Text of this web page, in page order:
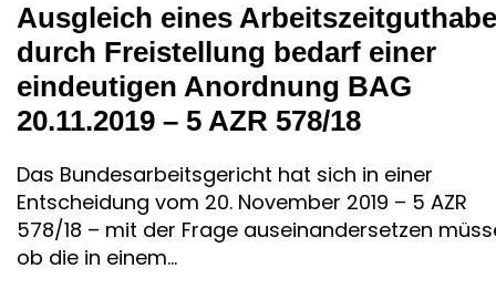
Ausgleich eines
durch Freistellung bedarf einer
eindeutigen Anordnung BAG
20.11.2019 – 5 AZR 578/18
Das Bundesarbeitsgericht hat sich in einer
Entscheidung vom 20. November 2019 – 5 AZR
578/18 – mit der Frage auseinandersetzen
ob die in einem...